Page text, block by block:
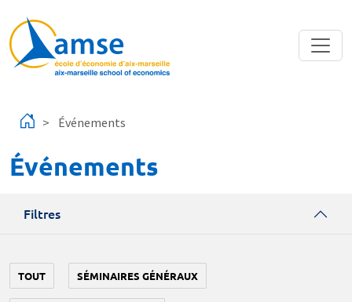
Événements
Événements
Filtres
TOUT SÉMINAIRES GÉNÉRAUX